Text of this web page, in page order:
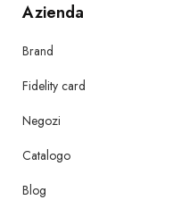
Azienda
Brand
Fidelity card
Negozi
Catalogo
Blog